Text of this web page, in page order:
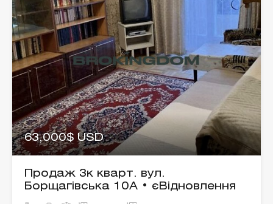
63,000$ USD
Продаж 3к кварт. вул.
Борщагівська 10А • єВідновлення